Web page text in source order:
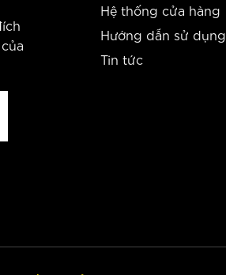
Hệ thống cửa hàng
Hướng dẫn sử dụng
Tin tức